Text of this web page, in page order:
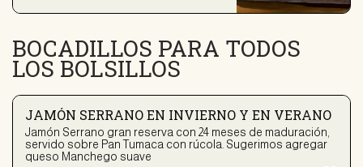
trufa blanca Piamontesa, acompañado
mermelada casera de Tomates y Aji.
BOCADILLOS PARA TODOS
LOS BOLSILLOS
JAMÓN SERRANO EN INVIERNO Y EN VERANO
Jamón Serrano gran reserva con 24 meses de maduración,
servido sobre Pan Tumaca con rúcola. Sugerimos agregar
queso Manchego suave